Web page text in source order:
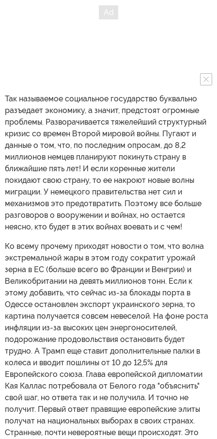
Так называемое социальное государство буквально
разъедает экономику, а значит, предстоят огромные
проблемы. Разворачивается тяжелейший структурный
кризис со времен Второй мировой войны. Пугают и
данные о том, что, по последним опросам, до 8,2
миллионов немцев планируют покинуть страну в
ближайшие пять лет! И если коренные жители
покидают свою страну, то ее накроют новые волны
миграции. У немецкого правительства нет сил и
механизмов это предотвратить. Поэтому все больше
разговоров о вооружении и войнах, но остается
неясно, кто будет в этих войнах воевать и с чем!
Ко всему прочему приходят новости о том, что волна
экстремальной жары в этом году сократит урожай
зерна в ЕС (больше всего во Франции и Венгрии) и
Великобритании на девять миллионов тонн. Если к
этому добавить, что сейчас из-за блокады порта в
Одессе остановлен экспорт украинского зерна, то
картина получается совсем невеселой. На фоне роста
инфляции из-за высоких цен энергоносителей,
подорожание продовольствия остановить будет
трудно. А Трамп еще ставит дополнительные палки в
колеса и вводит пошлины от 10 до 12,5% для
Европейского союза. Глава европейской дипломатии
Кая Каллас потребовала от Белого года "объяснить"
свой шаг, но ответа так и не получила. И точно не
получит. Первый ответ правящие европейские элиты
получат на национальных выборах в своих странах.
Странные, почти невероятные вещи происходят. Это